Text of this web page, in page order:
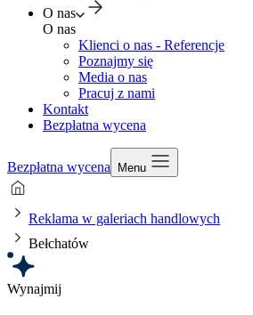
O nas
O nas
Klienci o nas - Referencje
Poznajmy się
Media o nas
Pracuj z nami
Kontakt
Bezpłatna wycena
Bezpłatna wycena Menu
Reklama w galeriach handlowych
Bełchatów
Wynajmij